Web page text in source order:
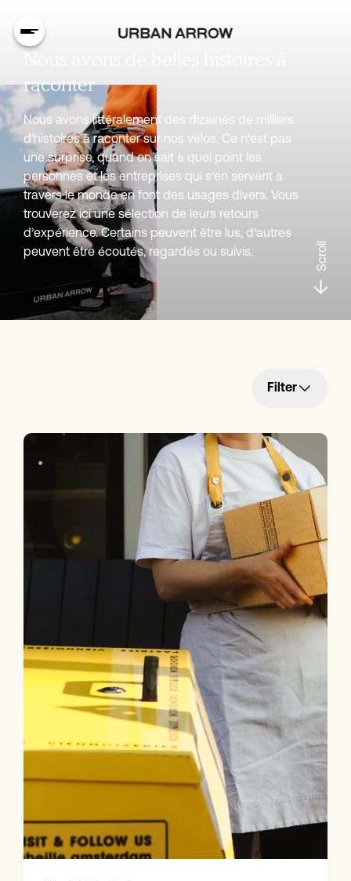
raconter
Nous avons littéralement des dizaines de milliers
d’histoires à raconter sur nos vélos. Ce n’est pas
une surprise, quand on sait à quel point les
personnes et les entreprises qui s’en servent à
travers le monde en font des usages divers. Vous
trouverez ici une sélection de leurs retours
d’expérience. Certains peuvent être lus, d’autres
peuvent être écoutés, regardés ou suivis.
Scroll
Filter